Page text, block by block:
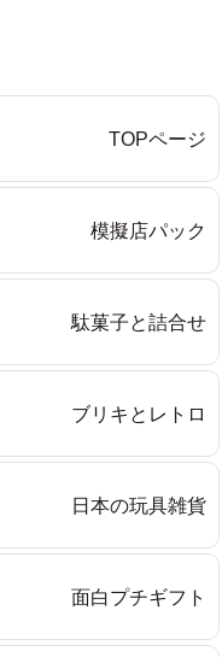
TOPページ
模擬店パック
駄菓子と詰合せ
ブリキとレトロ
日本の玩具雑貨
面白プチギフト